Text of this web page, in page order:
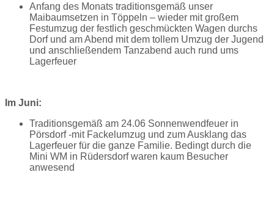
Anfang des Monats traditionsgemäß unser
Maibaumsetzen in Töppeln – wieder mit großem
Festumzug der festlich geschmückten Wagen durchs
Dorf und am Abend mit dem tollem Umzug der Jugend
und anschließendem Tanzabend auch rund ums
Lagerfeuer
Im Juni:
Traditionsgemäß am 24.06 Sonnenwendfeuer in
Pörsdorf -mit Fackelumzug und zum Ausklang das
Lagerfeuer für die ganze Familie. Bedingt durch die
Mini WM in Rüdersdorf waren kaum Besucher
anwesend